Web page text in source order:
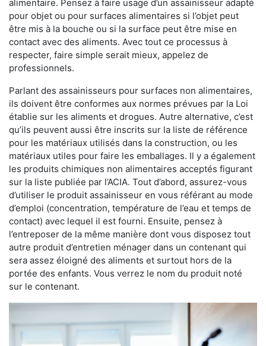
alimentaire. Pensez à faire usage d’un assainisseur adapté
pour objet ou pour surfaces alimentaires si l’objet peut
être mis à la bouche ou si la surface peut être mise en
contact avec des aliments. Avec tout ce processus à
respecter, faire simple serait mieux, appelez de
professionnels.
Parlant des assainisseurs pour surfaces non alimentaires,
ils doivent être conformes aux normes prévues par la Loi
établie sur les aliments et drogues. Autre alternative, c’est
qu’ils peuvent aussi être inscrits sur la liste de référence
pour les matériaux utilisés dans la construction, ou les
matériaux utiles pour faire les emballages. Il y a également
les produits chimiques non alimentaires acceptés figurant
sur la liste publiée par l’ACIA. Tout d’abord, assurez-vous
d’utiliser le produit assainisseur en vous référant au mode
d’emploi (concentration, température de l’eau et temps de
contact) avec lequel il est fourni. Ensuite, pensez à
l’entreposer de la même manière dont vous disposez tout
autre produit d’entretien ménager dans un contenant qui
sera assez éloigné des aliments et surtout hors de la
portée des enfants. Vous verrez le nom du produit noté
sur le contenant.